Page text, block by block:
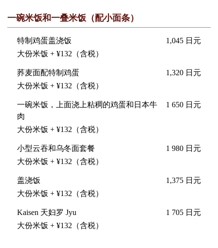
一碗米饭和一叠米饭（配小面条）
特制鸡蛋盖浇饭
1,045 日元
大份米饭 + ¥132（含税）
荞麦面配特制鸡蛋
1,320 日元
大份米饭 + ¥132（含税）
一碗米饭，上面浇上粘稠的鸡蛋和日本牛
肉
1 650 日元
大份米饭 + ¥132（含税）
小型云吞和乌冬面套餐
1 980 日元
大份米饭 + ¥132（含税）
盖浇饭
1,375 日元
大份米饭 + ¥132（含税）
Kaisen 天妇罗 Jyu
1 705 日元
大份米饭 + ¥132（含税）